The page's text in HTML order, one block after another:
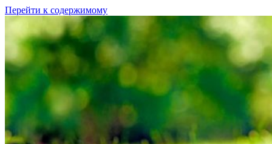
Перейти к содержимому